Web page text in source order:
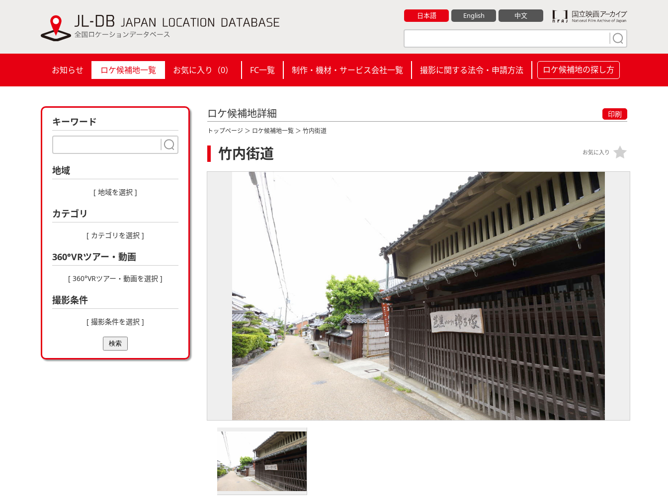
日本語 English 中文
お知らせ ロケ候補地一覧 お気に入り（0） FC一覧 制作・機材・サービス会社一覧 撮影に関する法令・申請方法 ロケ候補地の探し方
キーワード
地域
[ 地域を選択 ]
カテゴリ
[ カテゴリを選択 ]
360°VRツアー・動画
[ 360°VRツアー・動画を選択 ]
撮影条件
[ 撮影条件を選択 ]
検索
ロケ候補地詳細 印刷
トップページ ＞ ロケ候補地一覧 ＞ 竹内街道
竹内街道 お気に入り